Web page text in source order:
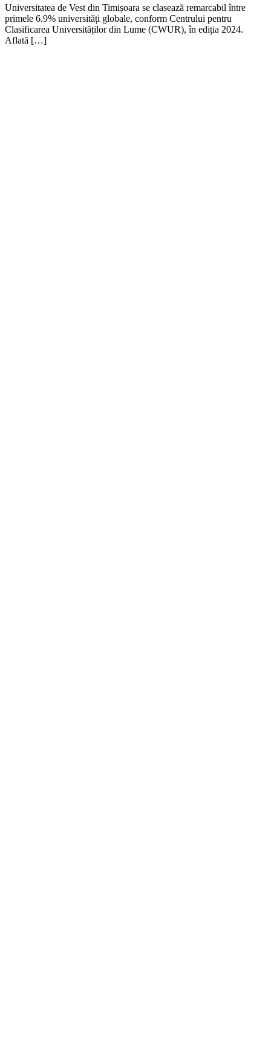
Universitatea de Vest din Timișoara se clasează remarcabil între
primele 6.9% universități globale, conform Centrului pentru
Clasificarea Universităților din Lume (CWUR), în ediția 2024.
Aflată […]